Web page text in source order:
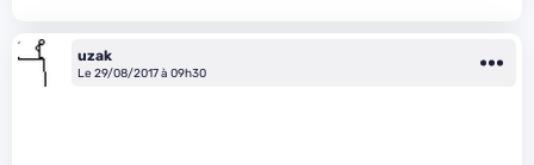
uzak
Le 29/08/2017 à 09h30